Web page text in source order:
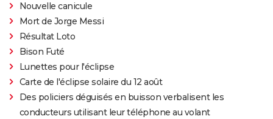
Nouvelle canicule
Mort de Jorge Messi
Résultat Loto
Bison Futé
Lunettes pour l'éclipse
Carte de l'éclipse solaire du 12 août
Des policiers déguisés en buisson verbalisent les
conducteurs utilisant leur téléphone au volant